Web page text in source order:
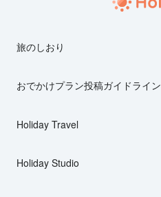
旅のしおり
おでかけプラン投稿ガイドライン
Holiday Travel
Holiday Studio